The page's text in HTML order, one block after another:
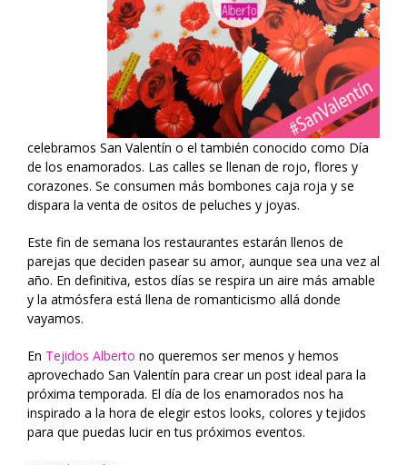
celebramos San Valentín o el también conocido como Día
de los enamorados. Las calles se llenan de rojo, flores y
corazones. Se consumen más bombones caja roja y se
dispara la venta de ositos de peluches y joyas.
Este fin de semana los restaurantes estarán llenos de
parejas que deciden pasear su amor, aunque sea una vez al
año. En definitiva, estos días se respira un aire más amable
y la atmósfera está llena de romanticismo allá donde
vayamos.
En Tejidos Alberto no queremos ser menos y hemos
aprovechado San Valentín para crear un post ideal para la
próxima temporada. El día de los enamorados nos ha
inspirado a la hora de elegir estos looks, colores y tejidos
para que puedas lucir en tus próximos eventos.